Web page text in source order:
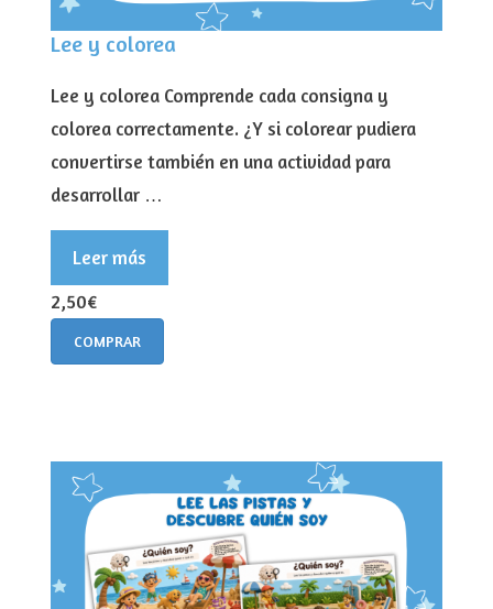
Lee y colorea
Lee y colorea Comprende cada consigna y
colorea correctamente. ¿Y si colorear pudiera
convertirse también en una actividad para
desarrollar …
Leer más
2,50€
COMPRAR